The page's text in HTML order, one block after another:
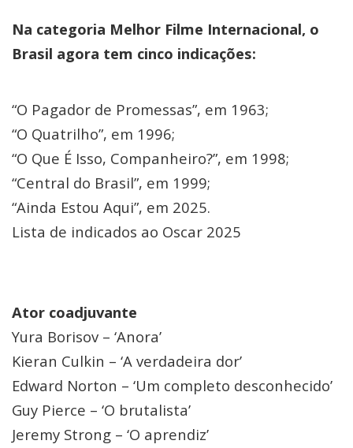
Na categoria Melhor Filme Internacional, o
Brasil agora tem cinco indicações:
“O Pagador de Promessas”, em 1963;
“O Quatrilho”, em 1996;
“O Que É Isso, Companheiro?”, em 1998;
“Central do Brasil”, em 1999;
“Ainda Estou Aqui”, em 2025.
Lista de indicados ao Oscar 2025
Ator coadjuvante
Yura Borisov – ‘Anora’
Kieran Culkin – ‘A verdadeira dor’
Edward Norton – ‘Um completo desconhecido’
Guy Pierce – ‘O brutalista’
Jeremy Strong – ‘O aprendiz’